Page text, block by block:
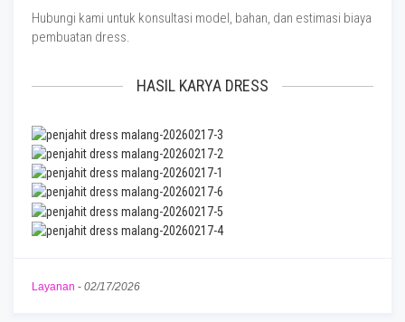
Hubungi kami untuk konsultasi model, bahan, dan estimasi biaya
pembuatan dress.
HASIL KARYA DRESS
Layanan - 02/17/2026